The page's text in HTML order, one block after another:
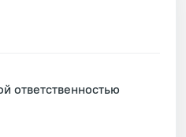
ответственностью